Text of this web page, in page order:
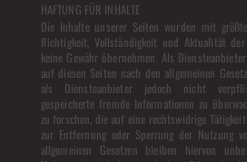
HAFTUNG FÜR INHALTE
Die Inhalte unserer Seiten wurden mit
Richtigkeit, Vollständigkeit und Aktualität der
keine Gewähr übernehmen. Als Diensteanbieter
auf diesen Seiten nach den allgemeinen Gesetzen
als Diensteanbieter jedoch nicht
gespeicherte fremde Informationen zu
zu forschen, die auf eine rechtswidrige Tätigkeit hinweisen. Verpflichtungen
zur Entfernung oder Sperrung der Nutzung von Informationen nach
allgemeinen Gesetzen bleiben hiervon unberührt. Eine